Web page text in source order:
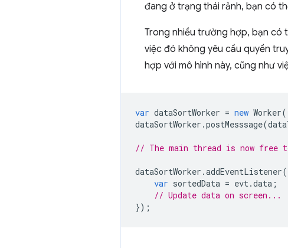
đang ở trạng thái rảnh, bạn có
Trong nhiều trường hợp, bạn có
việc đó không yêu cầu quyền
hợp với mô hình này, cũng như
var dataSortWorker = new Worker(
dataSortWorker .postMesssage(
// The main thread is now free
dataSortWorker .addEventListener(
var sortedData = evt.data ;
// Update data on screen...
});